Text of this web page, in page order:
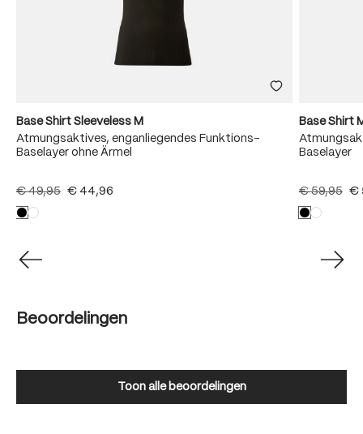
Base Shirt Sleeveless M
Atmungsaktives, enganliegendes Funktions-
Baselayer ohne Ärmel
€ 49,95 € 44,96
Base Shirt
Baselayer
€ 59,95 €
Beoordelingen
Toon alle beoordelingen